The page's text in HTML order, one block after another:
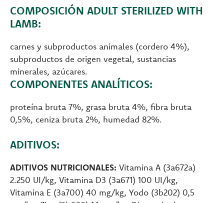
COMPOSICIÓN ADULT STERILIZED WITH
LAMB:
carnes y subproductos animales (cordero 4%),
subproductos de origen vegetal, sustancias
minerales, azúcares.
COMPONENTES ANALÍTICOS:
proteína bruta 7%, grasa bruta 4%, fibra bruta
0,5%, ceniza bruta 2%, humedad 82%.
ADITIVOS:
ADITIVOS NUTRICIONALES: Vitamina A (3a672a)
2.250 UI/kg, Vitamina D3 (3a671) 100 UI/kg,
Vitamina E (3a700) 40 mg/kg, Yodo (3b202) 0,5